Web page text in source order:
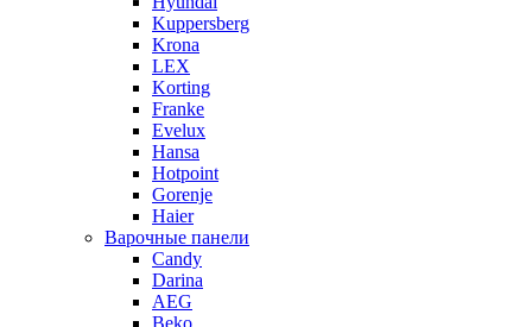
Kuppersberg
Krona
LEX
Korting
Franke
Evelux
Hansa
Hotpoint
Gorenje
Haier
Варочные панели
Candy
Darina
AEG